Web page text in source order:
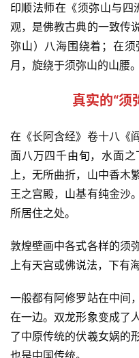
资
讯
点
僧
高
僧
访
印顺法师在《须弥山与四
观，是佛教古典的一致传
弥山）八海围绕着；在
月，旋绕于须弥山的山腰
真实的“须
在《长阿含经》卷十八《
面八万四千由旬，水面
上，无所曲折，山中香木
王之宫殿，山基有纯金沙
所居住之处。
敦煌壁画中各式各样的须
上有天宫或佛说法，下有
一般都有阿修罗站在中间
在一边。双龙形象变成了
了中原传统的伏羲女娲的
也是中国传统。